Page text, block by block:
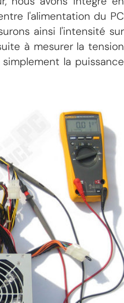
l'alimentation du PC
ainsi l'intensité sur
à mesurer la tension
la puissance